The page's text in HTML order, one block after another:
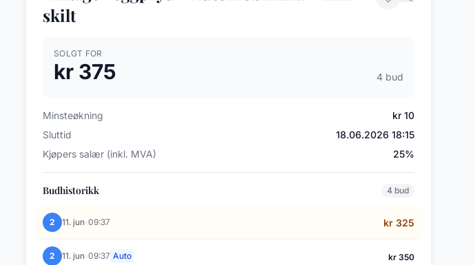
skilt
SOLGT FOR
kr 375 4 bud
Minsteøkning
kr 10
Sluttid
18.06.2026 18:15
Kjøpers salær (inkl. MVA)
25%
Budhistorikk 4 bud
2 11. jun·09:37 kr 325
2 11. jun·09:37 Auto kr 350